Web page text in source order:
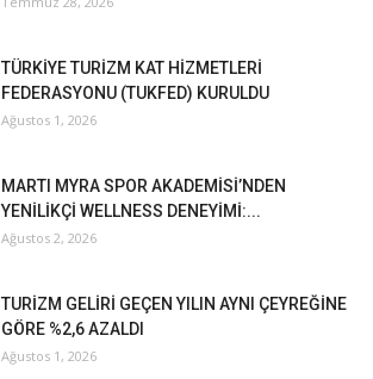
TÜRKİYE TURİZM KAT HİZMETLERİ
FEDERASYONU (TUKFED) KURULDU
Ağustos 1, 2026
MARTI MYRA SPOR AKADEMİSİ’NDEN
YENİLİKÇİ WELLNESS DENEYİMİ:...
Ağustos 2, 2026
TURİZM GELİRİ GEÇEN YILIN AYNI ÇEYREĞİNE
GÖRE %2,6 AZALDI
Ağustos 1, 2026